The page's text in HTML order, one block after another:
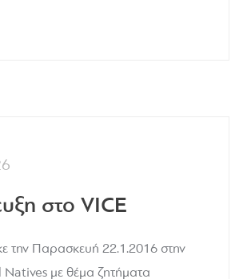
στο VICE
την Παρασκευή 22.1.2016 στην
με θέμα ζητήματα